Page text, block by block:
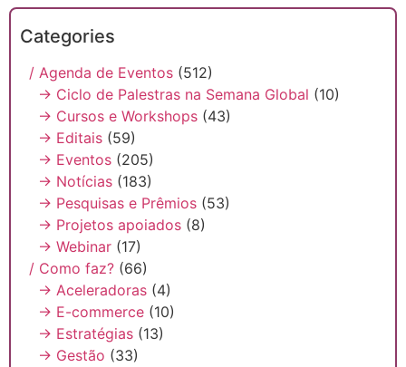
Categories
/ Agenda de Eventos (512)
→ Ciclo de Palestras na Semana Global (10)
→ Cursos e Workshops (43)
→ Editais (59)
→ Eventos (205)
→ Notícias (183)
→ Pesquisas e Prêmios (53)
→ Projetos apoiados (8)
→ Webinar (17)
/ Como faz? (66)
→ Aceleradoras (4)
→ E-commerce (10)
→ Estratégias (13)
→ Gestão (33)